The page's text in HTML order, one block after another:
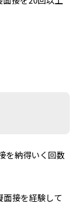
を納得いく回数
接を経験して